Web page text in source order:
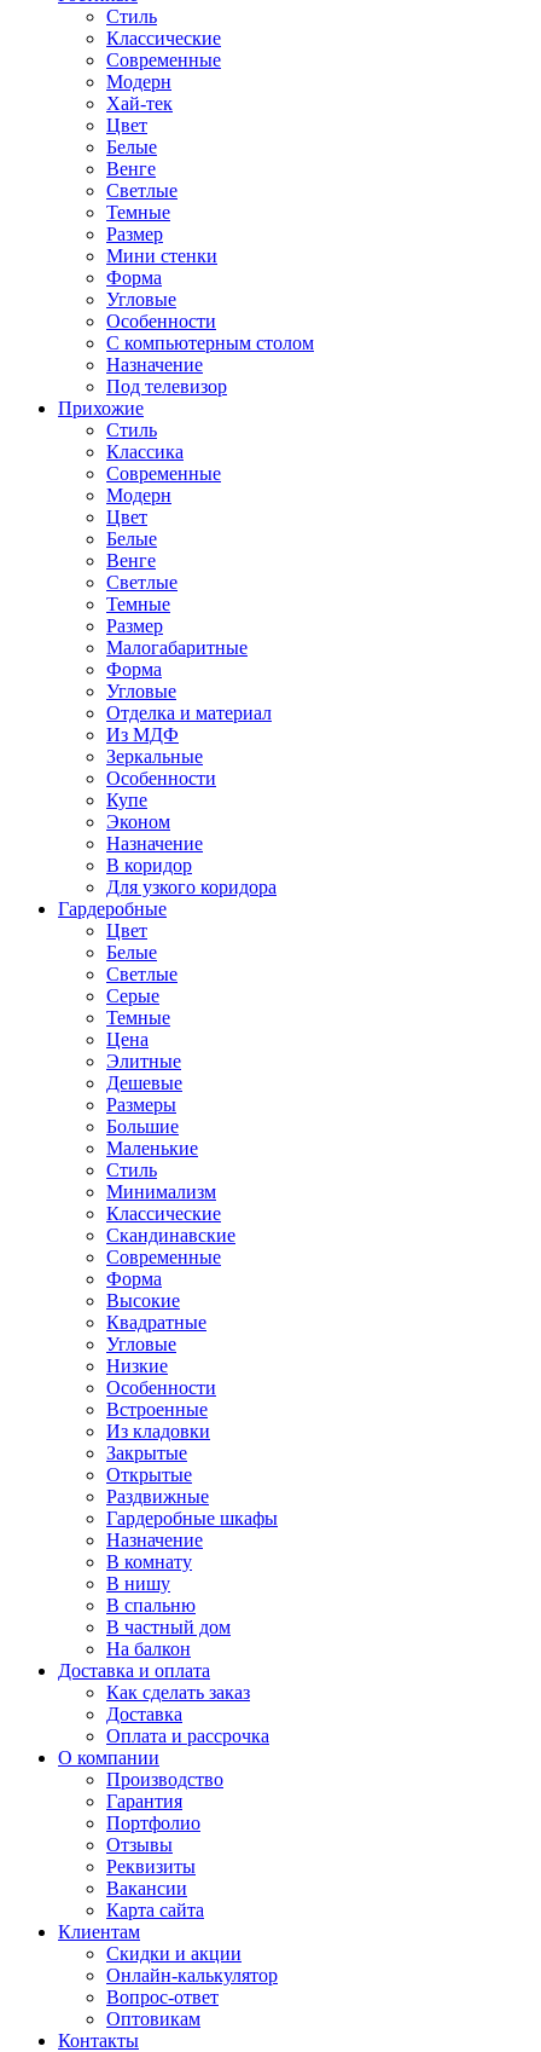
Стиль
Классические
Современные
Модерн
Хай-тек
Цвет
Белые
Венге
Светлые
Темные
Размер
Мини стенки
Форма
Угловые
Особенности
С компьютерным столом
Назначение
Под телевизор
Прихожие
Стиль
Классика
Современные
Модерн
Цвет
Белые
Венге
Светлые
Темные
Размер
Малогабаритные
Форма
Угловые
Отделка и материал
Из МДФ
Зеркальные
Особенности
Купе
Эконом
Назначение
В коридор
Для узкого коридора
Гардеробные
Цвет
Белые
Светлые
Серые
Темные
Цена
Элитные
Дешевые
Размеры
Большие
Маленькие
Стиль
Минимализм
Классические
Скандинавские
Современные
Форма
Высокие
Квадратные
Угловые
Низкие
Особенности
Встроенные
Из кладовки
Закрытые
Открытые
Раздвижные
Гардеробные шкафы
Назначение
В комнату
В нишу
В спальню
В частный дом
На балкон
Доставка и оплата
Как сделать заказ
Доставка
Оплата и рассрочка
О компании
Производство
Гарантия
Портфолио
Отзывы
Реквизиты
Вакансии
Карта сайта
Клиентам
Скидки и акции
Онлайн-калькулятор
Вопрос-ответ
Оптовикам
Контакты